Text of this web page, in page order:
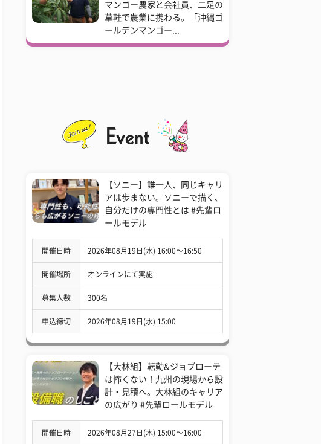
マンゴー農家と会社員、二足の
草鞋で農業に携わる。「沖縄ゴ
ールデンマンゴー...
【ソニー】誰一人、同じキャリ
アは歩まない。ソニーで描く、
自分だけの専門性とは #先輩ロ
ールモデル
開催日時 2026年08月19日(水) 16:00〜16:50
開催場所 オンラインにて実施
募集人数 300名
申込締切 2026年08月19日(水) 15:00
【大林組】転勤&ジョブローテ
は怖くない！九州の現場から設
計・見積へ。大林組のキャリア
の広がり #先輩ロールモデル
開催日時 2026年08月27日(木) 15:00〜16:00